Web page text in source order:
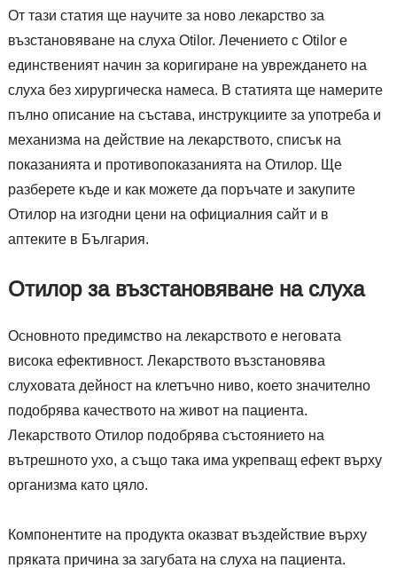
От тази статия ще научите за ново лекарство за
възстановяване на слуха Otilor. Лечението с Otilor е
единственият начин за коригиране на увреждането на
слуха без хирургическа намеса. В статията ще намерите
пълно описание на състава, инструкциите за употреба и
механизма на действие на лекарството, списък на
показанията и противопоказанията на Отилор. Ще
разберете къде и как можете да поръчате и закупите
Отилор на изгодни цени на официалния сайт и в
аптеките в България.
Отилор за възстановяване на слуха
Основното предимство на лекарството е неговата
висока ефективност. Лекарството възстановява
слуховата дейност на клетъчно ниво, което значително
подобрява качеството на живот на пациента.
Лекарството Отилор подобрява състоянието на
вътрешното ухо, а също така има укрепващ ефект върху
организма като цяло.
Компонентите на продукта оказват въздействие върху
пряката причина за загубата на слуха на пациента.